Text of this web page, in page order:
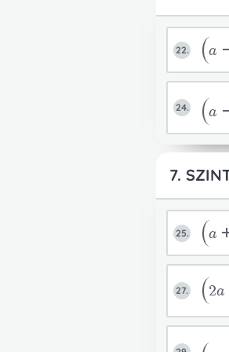
22.
24.
7.
25.
27.
Jó
Ha